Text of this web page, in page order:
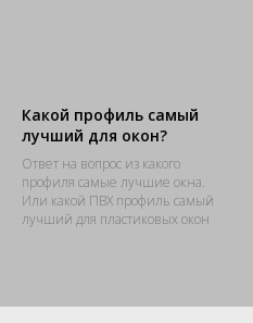
Какой профиль самый
лучший для окон?
Ответ на вопрос из какого
профиля самые лучшие окна.
Или какой ПВХ профиль самый
лучший для пластиковых окон